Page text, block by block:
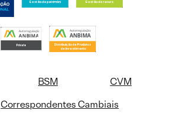
BSM
CVM
Correspondentes Cambiais